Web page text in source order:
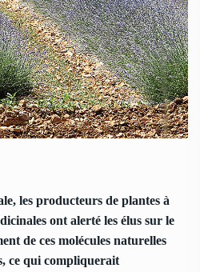
les producteurs de plantes à
ont alerté les élus sur le
de ces molécules naturelles
ce qui compliquerait